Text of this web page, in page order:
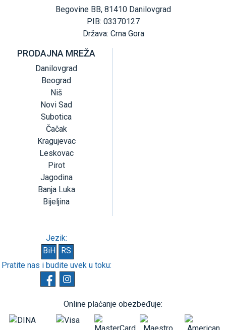
Begovine BB, 81410 Danilovgrad
PIB: 03370127
Država: Crna Gora
PRODAJNA MREŽA
Danilovgrad
Beograd
Niš
Novi Sad
Subotica
Čačak
Kragujevac
Leskovac
Pirot
Jagodina
Banja Luka
Bijeljina
Jezik:
BiH
RS
Pratite nas i budite uvek u toku:
Online plaćanje obezbeđuje: